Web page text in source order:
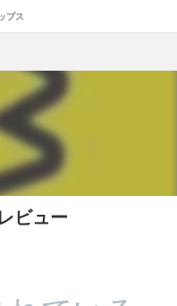
プス
ビュー